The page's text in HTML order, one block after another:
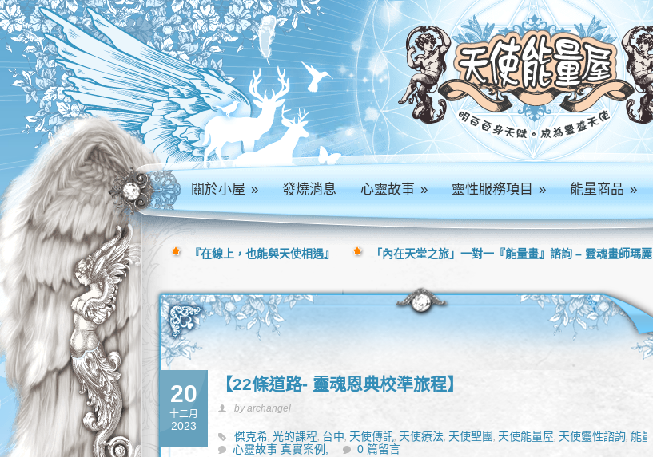
關於小屋» 發燒消息 心靈故事» 靈性服務項目» 能量商品»
20
十二月
2023
【22條道路- 靈魂恩典校準旅程】
by archangel
傑克希, 光的課程, 台中, 天使傳訊, 天使療法, 天使聖團, 天使能量屋, 天使靈性諮詢, 能量
靈性諮商 ,靈性諮詢
心靈故事 真實案例, 0 篇留言
『在線上，也能與天使相遇』 「內在天堂之旅」一對一『能量畫』諮詢 – 靈魂畫師瑪麗